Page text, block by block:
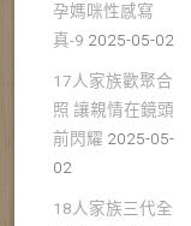
孕媽咪性感寫
真-9 2025-05-02
17人家族歡聚合
照 讓親情在鏡頭
前閃耀 2025-05-
02
18人家族三代全